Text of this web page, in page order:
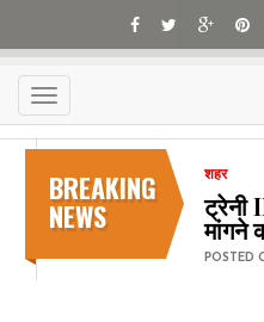
main
content
Toggle
navigation
BREAKING
NEWS
शहर
ट्रेनी
मांगने
POSTED